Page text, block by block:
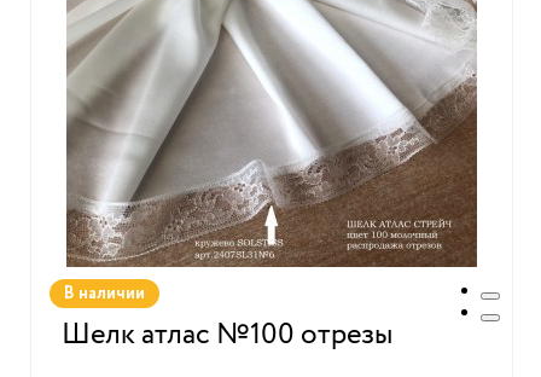
В наличии
Шелк атлас №100 отрезы